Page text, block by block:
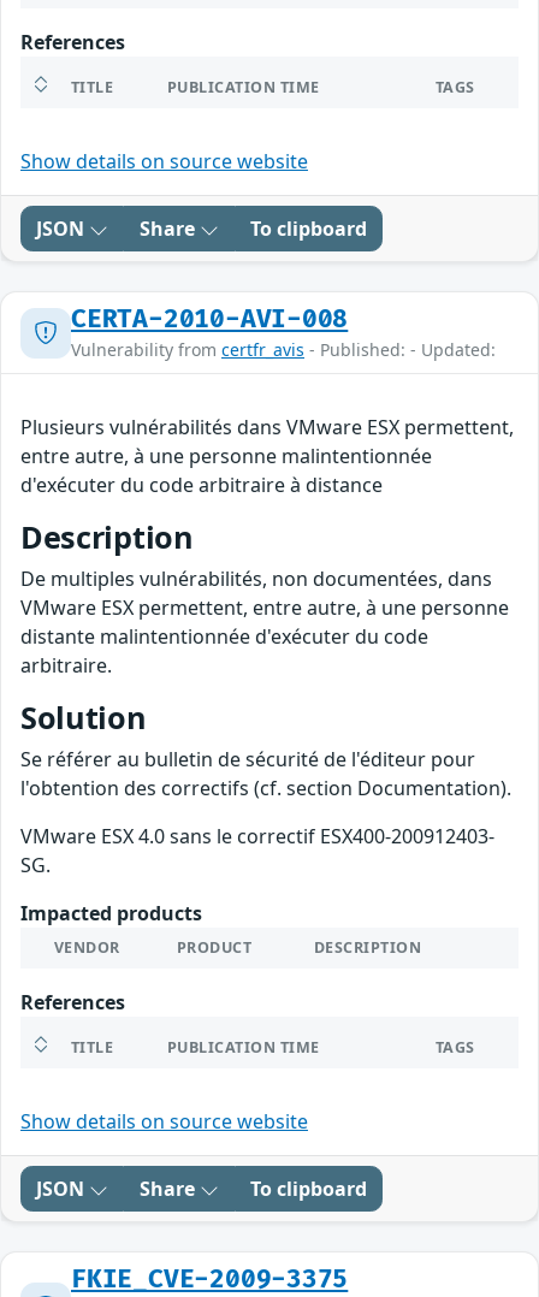
References
TITLE PUBLICATION TIME TAGS
Show details on source website
JSON Share To clipboard
CERTA-2010-AVI-008
Vulnerability from certfr_avis - Published: - Updated:
Plusieurs vulnérabilités dans VMware ESX permettent,
entre autre, à une personne malintentionnée
d'exécuter du code arbitraire à distance
Description
De multiples vulnérabilités, non documentées, dans
VMware ESX permettent, entre autre, à une personne
distante malintentionnée d'exécuter du code
arbitraire.
Solution
Se référer au bulletin de sécurité de l'éditeur pour
l'obtention des correctifs (cf. section Documentation).
VMware ESX 4.0 sans le correctif ESX400-200912403-
SG.
Impacted products
VENDOR PRODUCT DESCRIPTION
References
TITLE PUBLICATION TIME TAGS
Show details on source website
JSON Share To clipboard
FKIE_CVE-2009-3375